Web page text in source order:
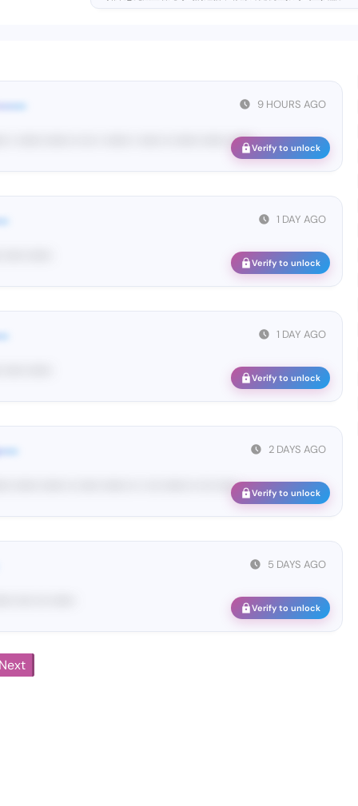
9 HOURS AGO
• •••••• •••••• •• ••• • •••••• • ••••• •• •••••• •••••• ••••••Verify to unlock
1 DAY AGO
Verify to unlock
1 DAY AGO
Verify to unlock
2 DAYS AGO
•••••• •••••• •• ••••• •••••• •• • ••• •••••• •• ••• ••••• ... Verify to unlock
5 DAYS AGO
Verify to unlock
Next